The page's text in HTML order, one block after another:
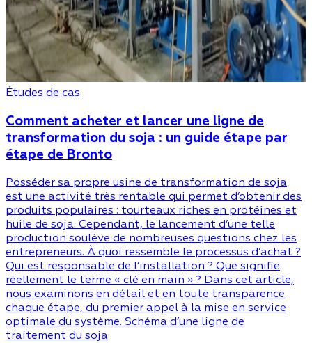
Études de cas
Comment acheter et lancer une ligne de
transformation du soja : un guide étape par
étape de Bronto
Posséder sa propre usine de transformation de soja
est une activité très rentable qui permet d’obtenir des
produits populaires : tourteaux riches en protéines et
huile de soja. Cependant, le lancement d’une telle
production soulève de nombreuses questions chez les
entrepreneurs. À quoi ressemble le processus d’achat ?
Qui est responsable de l’installation ? Que signifie
réellement le terme « clé en main » ? Dans cet article,
nous examinons en détail et en toute transparence
chaque étape, du premier appel à la mise en service
optimale du système. Schéma d’une ligne de
traitement du soja